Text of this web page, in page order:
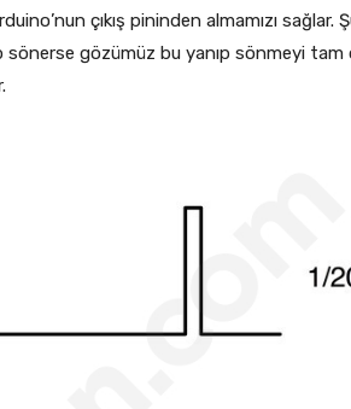
çıkış pininden almamızı sağlar.
sönerse gözümüz bu yanıp sönmeyi tam